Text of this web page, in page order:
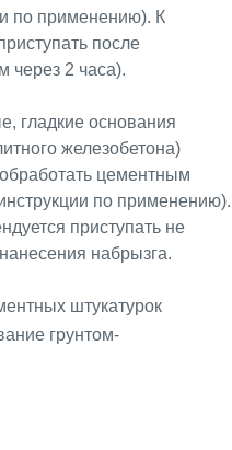
по применению). К
после
через 2 часа).
гладкие основания
железобетона)
цементным
по применению).
приступать не
набрызга.
штукатурок
грунтом-